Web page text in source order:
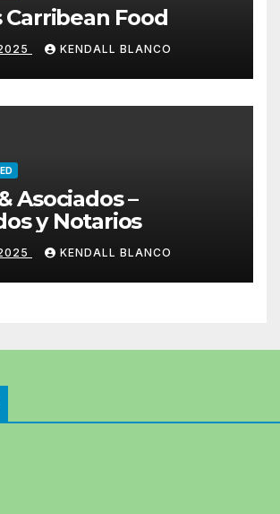
Carribean Food
KENDALL BLANCO
Asociados –
y Notarios
KENDALL BLANCO